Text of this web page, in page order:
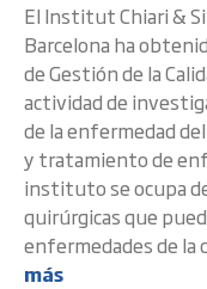
El Institut Chiari &
Barcelona ha
de Gestión de la
actividad de
de la enfermedad
y tratamiento de
instituto se ocupa
quirúrgicas que
enfermedades de la
más